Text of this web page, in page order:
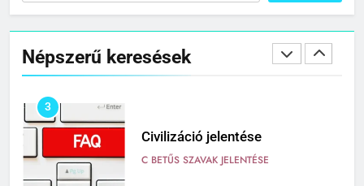
Népszerű keresések
Cingár jelentése
C BETŰS SZAVAK JELENTÉSE
3
Civilizáció jelentése
C BETŰS SZAVAK JELENTÉSE